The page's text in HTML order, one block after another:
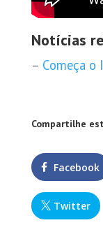
Notícias
– Começa o
Compartilhe
Facebook
Twitter